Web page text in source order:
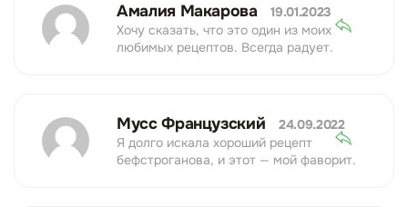
Амалия Макарова
19.01.2023
Хочу сказать, что это один из моих
любимых рецептов. Всегда радует.
Мусс Французский
24.09.2022
Я долго искала хороший рецепт
бефстроганова, и этот — мой фаворит.